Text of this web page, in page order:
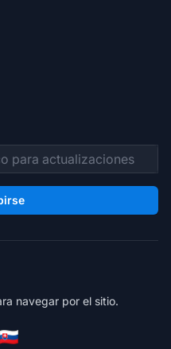
navegar por el sitio.